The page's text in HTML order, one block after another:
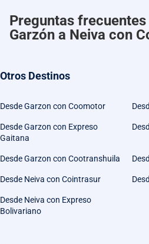
Preguntas
Garzón a Neiva con
Otros Destinos
Desde Garzon con Coomotor
Desde Garzon con Expreso
Gaitana
Desde Garzon con Cootranshuila
Desde Neiva con Cointrasur
Desde Neiva con Expreso
Bolivariano